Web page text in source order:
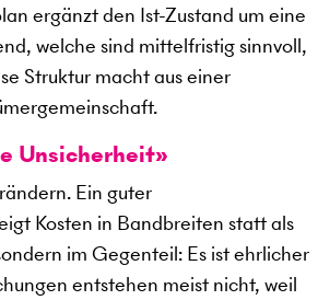
ergänzt den Ist-Zustand um eine
welche sind mittelfristig sinnvoll,
Struktur macht aus einer
Unsicherheit»
Ein guter
Kosten in Bandbreiten statt als
im Gegenteil: Es ist ehrlicher
entstehen meist nicht, weil